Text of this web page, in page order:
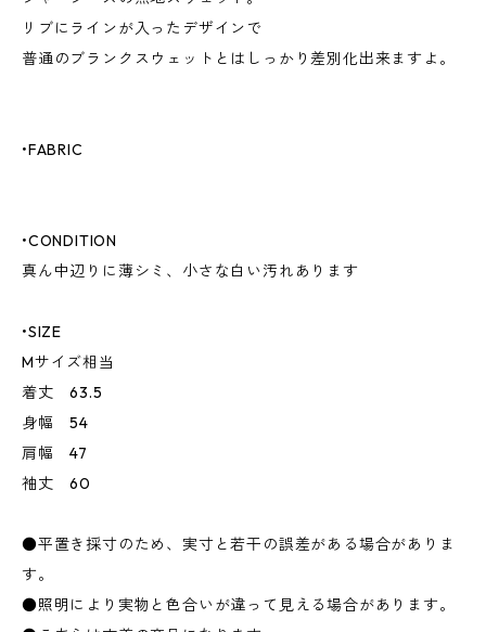
リブにラインが入ったデザインで
普通のブランクスウェットとはしっかり差別化出来ますよ。
•FABRIC
•CONDITION
真ん中辺りに薄シミ、小さな白い汚れあります
•SIZE
Mサイズ相当
着丈 63.5
身幅 54
肩幅 47
袖丈 60
●平置き採寸のため、実寸と若干の誤差がある場合がありま
す。
●照明により実物と色合いが違って見える場合があります。